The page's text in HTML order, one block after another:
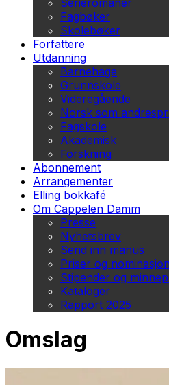
Serieromaner
Fagbøker
Skolebøker
Forfattere
Utdanning
Barnehage
Grunnskole
Videregående
Norsk som
Fagskole
Akademisk
Forskning
Abonnement
Arrangementer
Elling bokkafé
Om Cappelen Damm
Presse
Nyhetsbrev
Send inn manus
Priser og
Stipender og
Kataloger
Rapport 2025
Omslag